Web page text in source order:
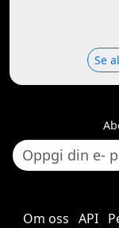
Se
Om oss API